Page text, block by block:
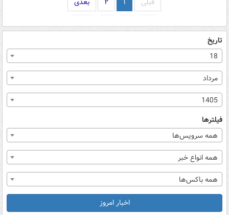
تاریخ
18
مرداد
1405
فیلترها
همه سرویس‌ها
همه انواع خبر
همه باکس‌ها
اخبار امروز